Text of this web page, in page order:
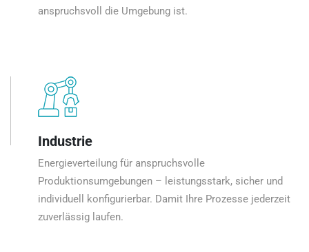
anspruchsvoll die Umgebung ist.
Industrie
Energieverteilung für anspruchsvolle
Produktionsumgebungen – leistungsstark, sicher und
individuell konfigurierbar. Damit Ihre Prozesse jederzeit
zuverlässig laufen.